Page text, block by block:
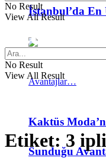
İstanbul’da En
Kaktüs
Sunduğu
No Result
View All Result
No Result
View All Result
Etiket: 3